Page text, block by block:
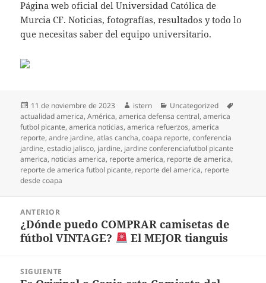
Página web oficial del Universidad Católica de
Murcia CF. Noticias, fotografías, resultados y todo lo
que necesitas saber del equipo universitario.
Publicado
el
11 de noviembre de 2023 Autor
istern Categorías
Uncategorized
actualidad america,América,america defensa central,america
futbol picante,america noticias,america refuerzos,america
reporte,andre jardine,atlas cancha,coapa reporte,conferencia
jardine,estadio jalisco, jardine, jardine conferenciafutbol picante
america, noticias america, reporte america, reporte de america,
reporte de america futbol picante, reporte del america, reporte
desde coapa
entradas
ANTERIOR
Entrada
anterior:
¿Dónde puedo COMPRAR camisetas de
fútbol VINTAGE?
El MEJOR tianguis
SIGUIENTE